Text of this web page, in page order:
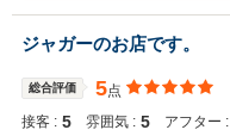
ジャガーのお店です。
総合評価 5点
接客 : 5 雰囲気 : 5 アフター :